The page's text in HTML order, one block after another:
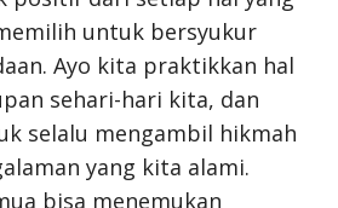
untuk bersyukur
Ayo kita praktikkan hal
sehari-hari kita, dan
selalu mengambil hikmah
yang kita alami.
bisa menemukan